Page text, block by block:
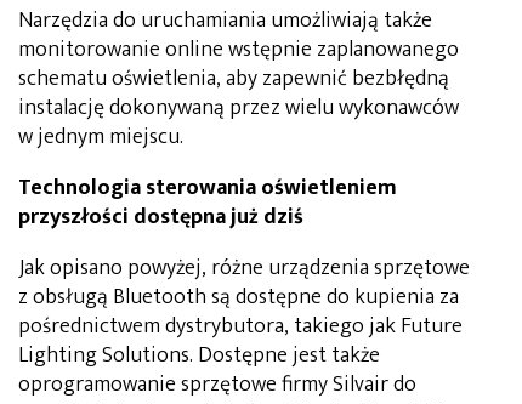
Narzędzia do uruchamiania umożliwiają także
monitorowanie online wstępnie zaplanowanego
schematu oświetlenia, aby zapewnić bezbłędną
instalację dokonywaną przez wielu wykonawców
w jednym miejscu.
Technologia sterowania oświetleniem
przyszłości dostępna już dziś
Jak opisano powyżej, różne urządzenia sprzętowe
z obsługą Bluetooth są dostępne do kupienia za
pośrednictwem dystrybutora, takiego jak Future
Lighting Solutions. Dostępne jest także
oprogramowanie sprzętowe firmy Silvair do